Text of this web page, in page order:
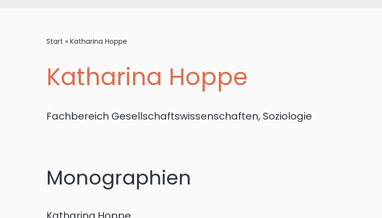
Start » Katharina Hoppe
Katharina Hoppe
Fachbereich Gesellschaftswissenschaften, Soziologie
Monographien